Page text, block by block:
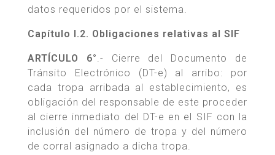
datos requeridos por el sistema.
Capítulo I.2. Obligaciones relativas al SIF
ARTÍCULO 6°.- Cierre del Documento de
Tránsito Electrónico (DT-e) al arribo: por
cada tropa arribada al establecimiento, es
obligación del responsable de este proceder
al cierre inmediato del DT-e en el SIF con la
inclusión del número de tropa y del número
de corral asignado a dicha tropa.